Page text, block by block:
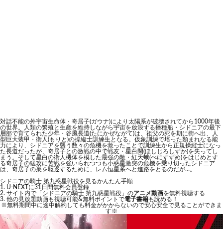
対話不能の外宇宙生命体・奇居子(ガウナ)により太陽系が破壊されてから1000年後
の世界。人類の繁殖と生産を維持しながら宇宙を放浪する播種船・シドニアの最下
層部で育てられた少年・谷風長道(たにかぜながて)は、祖父の死を期に街へ出、人
型巨大装甲・衛人(もりと)の操縦士訓練生となる。仮象訓練で培った類まれなる能
力により、シドニアを襲う数々の危機を救ったことで訓練生から正規操縦士になっ
た長道だったが、奇居子との激戦の中で戦友・星白閑(ほしじろしずか)を失ってし
まう。そして星白の衛人機体を模した最強の敵・紅天蛾(べにすずめ)をはじめとす
る奇居子の猛攻に苦戦を強いられつつも小惑星激突の危機を乗り切ったシドニア
は、奇居子の巣を駆逐するために、レム恒星系へと進路をとるのだが…。
シドニアの騎士 第九惑星戦役を見るかんたん手順
U-NEXTに31日間無料会員登録
サイト内で「シドニアの騎士 第九惑星戦役」のアニメ動画を無料視聴する
他の見放題動画も視聴可能&無料ポイントで電子書籍も読める！
※無料期間中に途中解約しても料金がかからないので安心安全で見ることができま
す※